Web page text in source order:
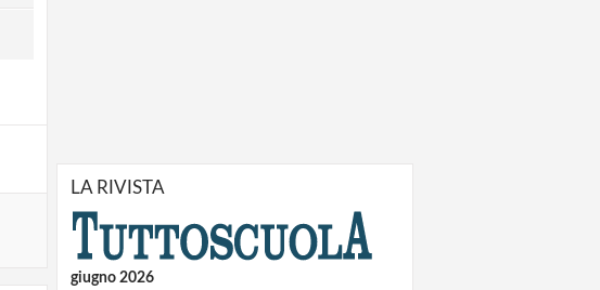
LA RIVISTA
giugno 2026